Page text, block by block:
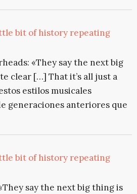
bit of history repeating
«They say the next big
clear […] That it’s all just a
estilos musicales
generaciones anteriores que
bit of history repeating
say the next big thing is